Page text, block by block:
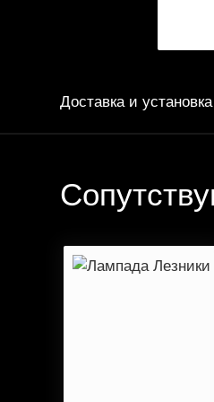
Доставка и установка